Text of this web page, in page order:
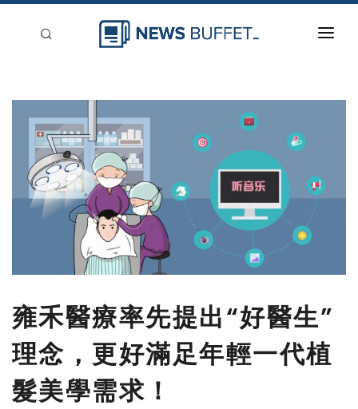
登入
刊登
雍禾醫療率先提出“好醫生”
理念，更好滿足年輕一代植
髮美學需求！